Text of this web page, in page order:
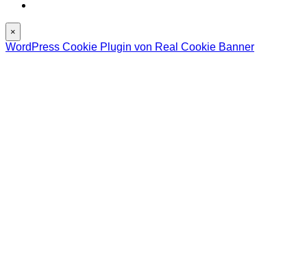
×
WordPress Cookie Plugin von Real Cookie Banner